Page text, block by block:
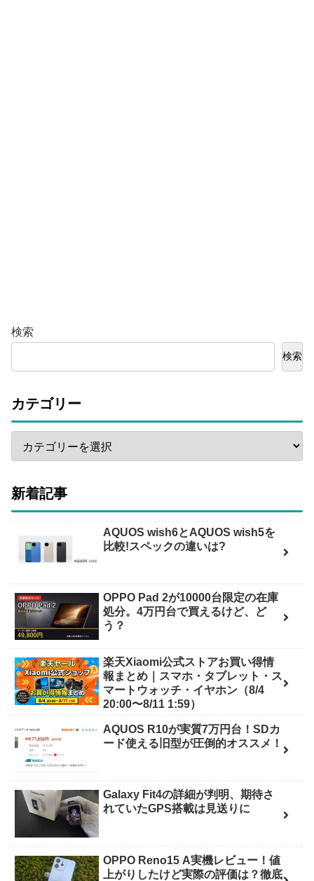
検索
検索
カテゴリー
新着記事
AQUOS wish6とAQUOS wish5を
比較!スペックの違いは?
OPPO Pad 2が10000台限定の在庫
処分。4万円台で買えるけど、ど
う？
楽天Xiaomi公式ストアお買い得情
報まとめ｜スマホ・タブレット・ス
マートウォッチ・イヤホン（8/4
20:00〜8/11 1:59）
AQUOS R10が実質7万円台！SDカ
ード使える旧型が圧倒的オススメ！
Galaxy Fit4の詳細が判明、期待さ
れていたGPS搭載は見送りに
OPPO Reno15 A実機レビュー！値
上がりしたけど実際の評価は？徹底